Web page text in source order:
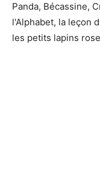
Panda, Bécassine,
l'Alphabet, la leçon
les petits lapins